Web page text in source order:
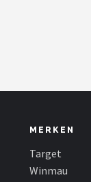
MERKEN
Target
Winmau